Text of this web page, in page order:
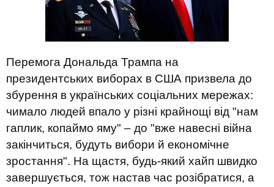
Перемога Дональда Трампа на
президентських виборах в США призвела до
збурення в українських соціальних мережах:
чимало людей впало у різні крайнощі від "нам
гаплик, копаймо яму" – до "вже навесні війна
закінчиться, будуть вибори й економічне
зростання". На щастя, будь-який хайп швидко
завершується, тож настав час розібратися, а